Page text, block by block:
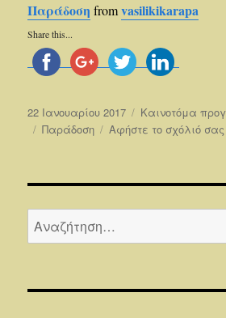
Παράδοση fromvasilikikarapa
Share this...
Δημοσιεύτηκε
την
22 Ιανουαρίου 2017 Κατηγορίες
Καινοτόμα
Ετικέτες
Παράδοση Αφήστε το σχόλιό σας
Αναζήτηση
για: